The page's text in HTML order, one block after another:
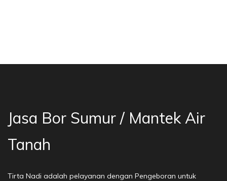
Jasa Bor Sumur / Mantek Air
Tanah
Tirta Nadi adalah pelayanan dengan Pengeboran untuk